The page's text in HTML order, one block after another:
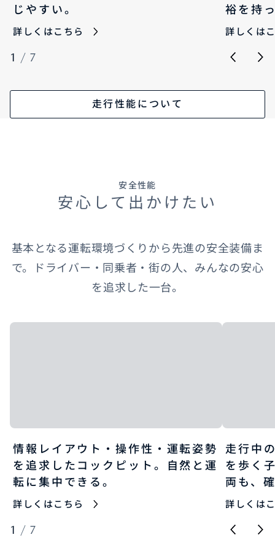
じやすい。
詳しくはこちら
裕を持
詳しくは
1 / 7
走行性能について
安全性能
安心して出かけたい
基本となる運転環境づくりから先進の安全装備ま
で。ドライバー・同乗者・街の人、みんなの安心
を追求した一台。
情報レイアウト・操作性・運転姿勢
を追求したコックピット。自然と運
転に集中できる。
詳しくはこちら
走行中
を歩く
両も、
詳しくは
1 / 7